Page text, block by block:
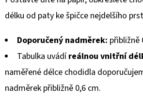
délku od paty ke špičce nejdelšího
Doporučený nadměrek: přibližně
Tabulka uvádíreálnou vnitřní
naměřené délce chodidla
nadměrek přibližně 0,6 cm.